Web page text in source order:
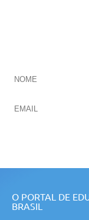
O PORTAL DE
BRASIL